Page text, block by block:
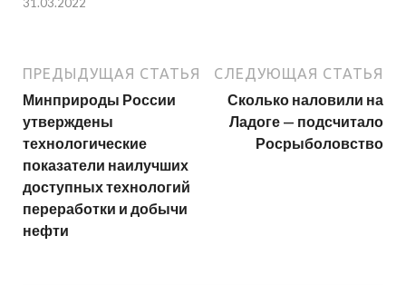
ПРЕДЫДУЩАЯ СТАТЬЯ
Минприроды России
утверждены
технологические
показатели наилучших
доступных технологий
переработки и добычи
нефти
СЛЕДУЮЩАЯ СТАТЬЯ
Сколько наловили на
Ладоге — подсчитало
Росрыболовство